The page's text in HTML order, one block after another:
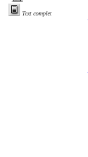
Text complet